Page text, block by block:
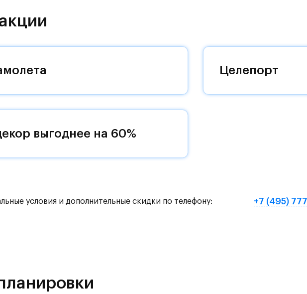
удобно добраться до столицы.
застройка, евроквартиры с чистовой отделкой, закрытый двор
новое наземное метро МЦД «Одинцово».
за 15 минут на «Северный обход Одинцово».
посещения частной гимназии «Жуковка».
Целепорт
выгоднее на 60%
условия и дополнительные скидки по телефону: +7 (495)